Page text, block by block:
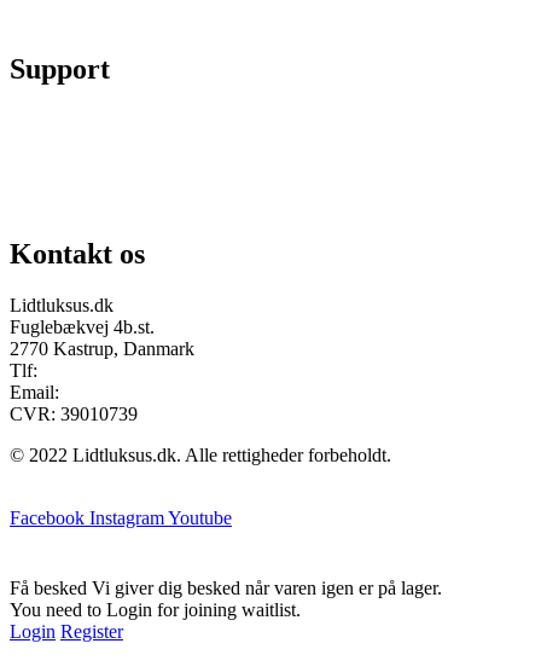
Support
Kontakt os
Lidtluksus.dk
Fuglebækvej 4b.st.
2770 Kastrup, Danmark
Tlf:
Email:
CVR: 39010739
© 2022 Lidtluksus.dk. Alle rettigheder forbeholdt.
Facebook InstagramYoutube
Få besked Vi giver dig besked når varen igen er på lager.
You need to Login for joining waitlist.
Login Register